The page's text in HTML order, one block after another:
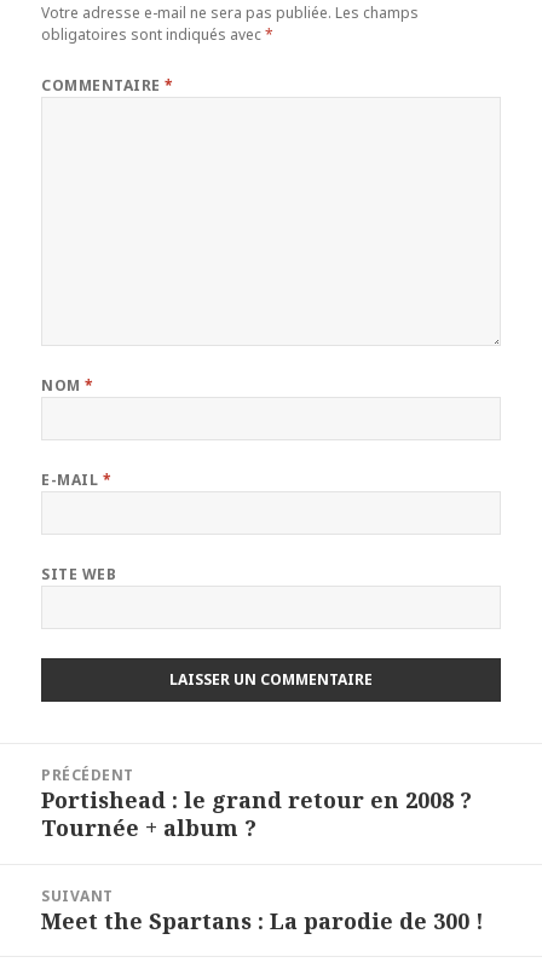
Votre adresse e-mail ne sera pas publiée. Les champs
obligatoires sont indiqués avec*
COMMENTAIRE*
NOM*
E-MAIL *
SITE WEB
l’article
PRÉCÉDENT
Article
précédent :
Portishead : le grand retour en 2008 ?
Tournée + album ?
SUIVANT
Article
Meet the Spartans : La parodie de 300 !